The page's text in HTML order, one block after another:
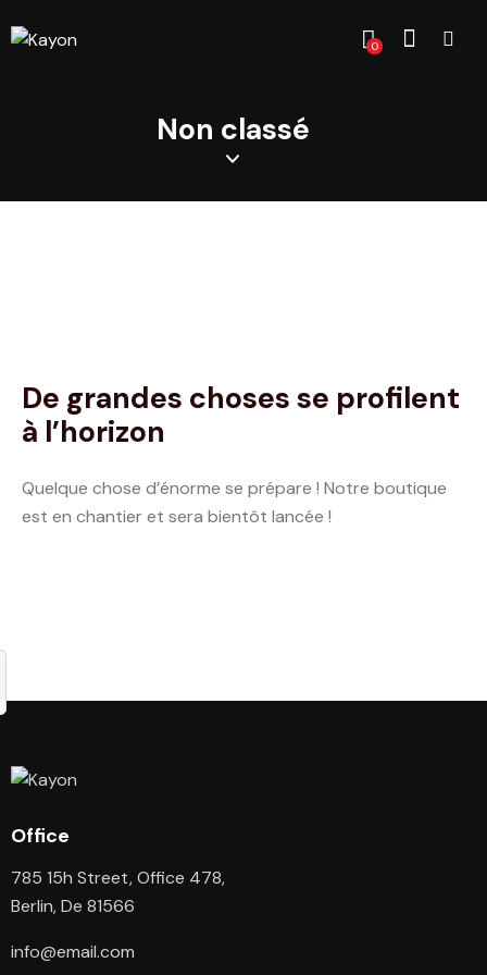
0
Non classé
De grandes choses se profilent
à l’horizon
Quelque chose d’énorme se prépare ! Notre boutique
est en chantier et sera bientôt lancée !
Office
785 15h Street, Office 478,
Berlin, De 81566
info@email.com